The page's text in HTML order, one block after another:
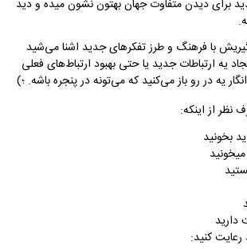
برای دیدن متفاوت جهان بهتون نشون میده و دید
با فرهنگ و طرز تفکر‌های جدید اشنا می‌شید
یه ارتباطات جدید یا حتی بهبود ارتباط‌های فعلی
یه در رو باز می‌کنید که می‌تونه در پنجره باشه. ؛)
نظر از اینکه:
بخونید
رعایت کنید: